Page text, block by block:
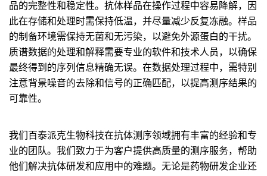
品的完整性和稳定性。抗体样品在操作过程中容易降解，因
此在存储和处理时需保持低温，并尽量减少反复冻融。样品
的制备环境需保持无菌和无污染，以避免外源蛋白的干扰。
质谱数据的处理和解释需要专业的软件和技术人员，以确保
最终得到的序列信息精确无误。在数据处理过程中，需特别
注意背景噪音的去除和信号的正确匹配，以提高测序结果的
可靠性。
我们百泰派克生物科技在抗体测序领域拥有丰富的经验和专
业的团队。我们致力于为客户提供高质量的测序服务，帮助
他们解决抗体研发和应用中的难题。无论是药物研发企业还